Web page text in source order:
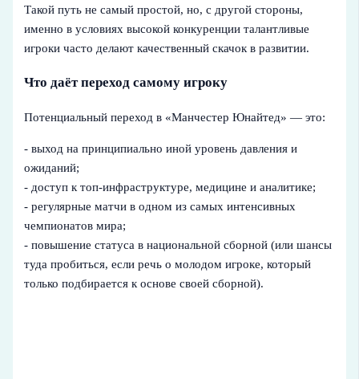
Такой путь не самый простой, но, с другой стороны,
именно в условиях высокой конкуренции талантливые
игроки часто делают качественный скачок в развитии.
Что даёт переход самому игроку
Потенциальный переход в «Манчестер Юнайтед» — это:
- выход на принципиально иной уровень давления и
ожиданий;
- доступ к топ-инфраструктуре, медицине и аналитике;
- регулярные матчи в одном из самых интенсивных
чемпионатов мира;
- повышение статуса в национальной сборной (или шансы
туда пробиться, если речь о молодом игроке, который
только подбирается к основе своей сборной).